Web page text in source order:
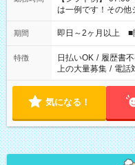
は一例です！その他
期間 即日～2ヶ月以上 ■
特徴 日払いOK / 履歴書
上の大量募集 / 電話
気になる！